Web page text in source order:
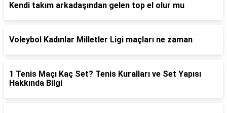
Kendi takım arkadaşından gelen top el olur mu
Voleybol Kadınlar Milletler Ligi maçları ne zaman
1 Tenis Maçı Kaç Set? Tenis Kuralları ve Set Yapısı
Hakkında Bilgi